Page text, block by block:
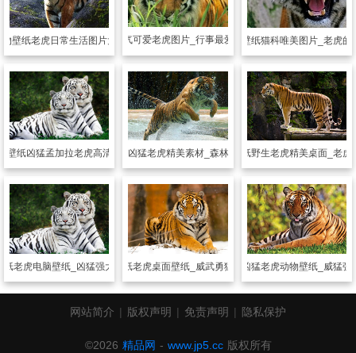
物壁纸老虎日常生活图片大全
动物壁纸 霸气可爱老虎图片_行事最爱低调的老虎
动物壁纸猫科唯美图片_老虎的
壁纸凶猛孟加拉老虎高清素材
动物壁纸 凶猛老虎精美素材_森林老虎特写
动物壁纸野生老虎精美桌面_老虎
纸老虎电脑壁纸_凶猛强大的老虎
动物壁纸老虎桌面壁纸_威武勇猛的老虎
动物壁纸 凶猛老虎动物壁纸_威猛强
网站简介 | 版权声明 | 免责声明 | 隐私保护
©2026 精品网 - www.jp5.cc 版权所有